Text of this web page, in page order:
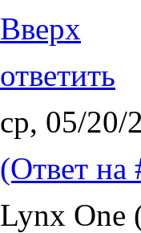
Вверх
ответить
ср, 05/20/
(Ответ на
Lynx One